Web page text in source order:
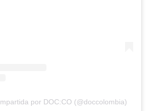
por DOC:CO (@doccolombia)